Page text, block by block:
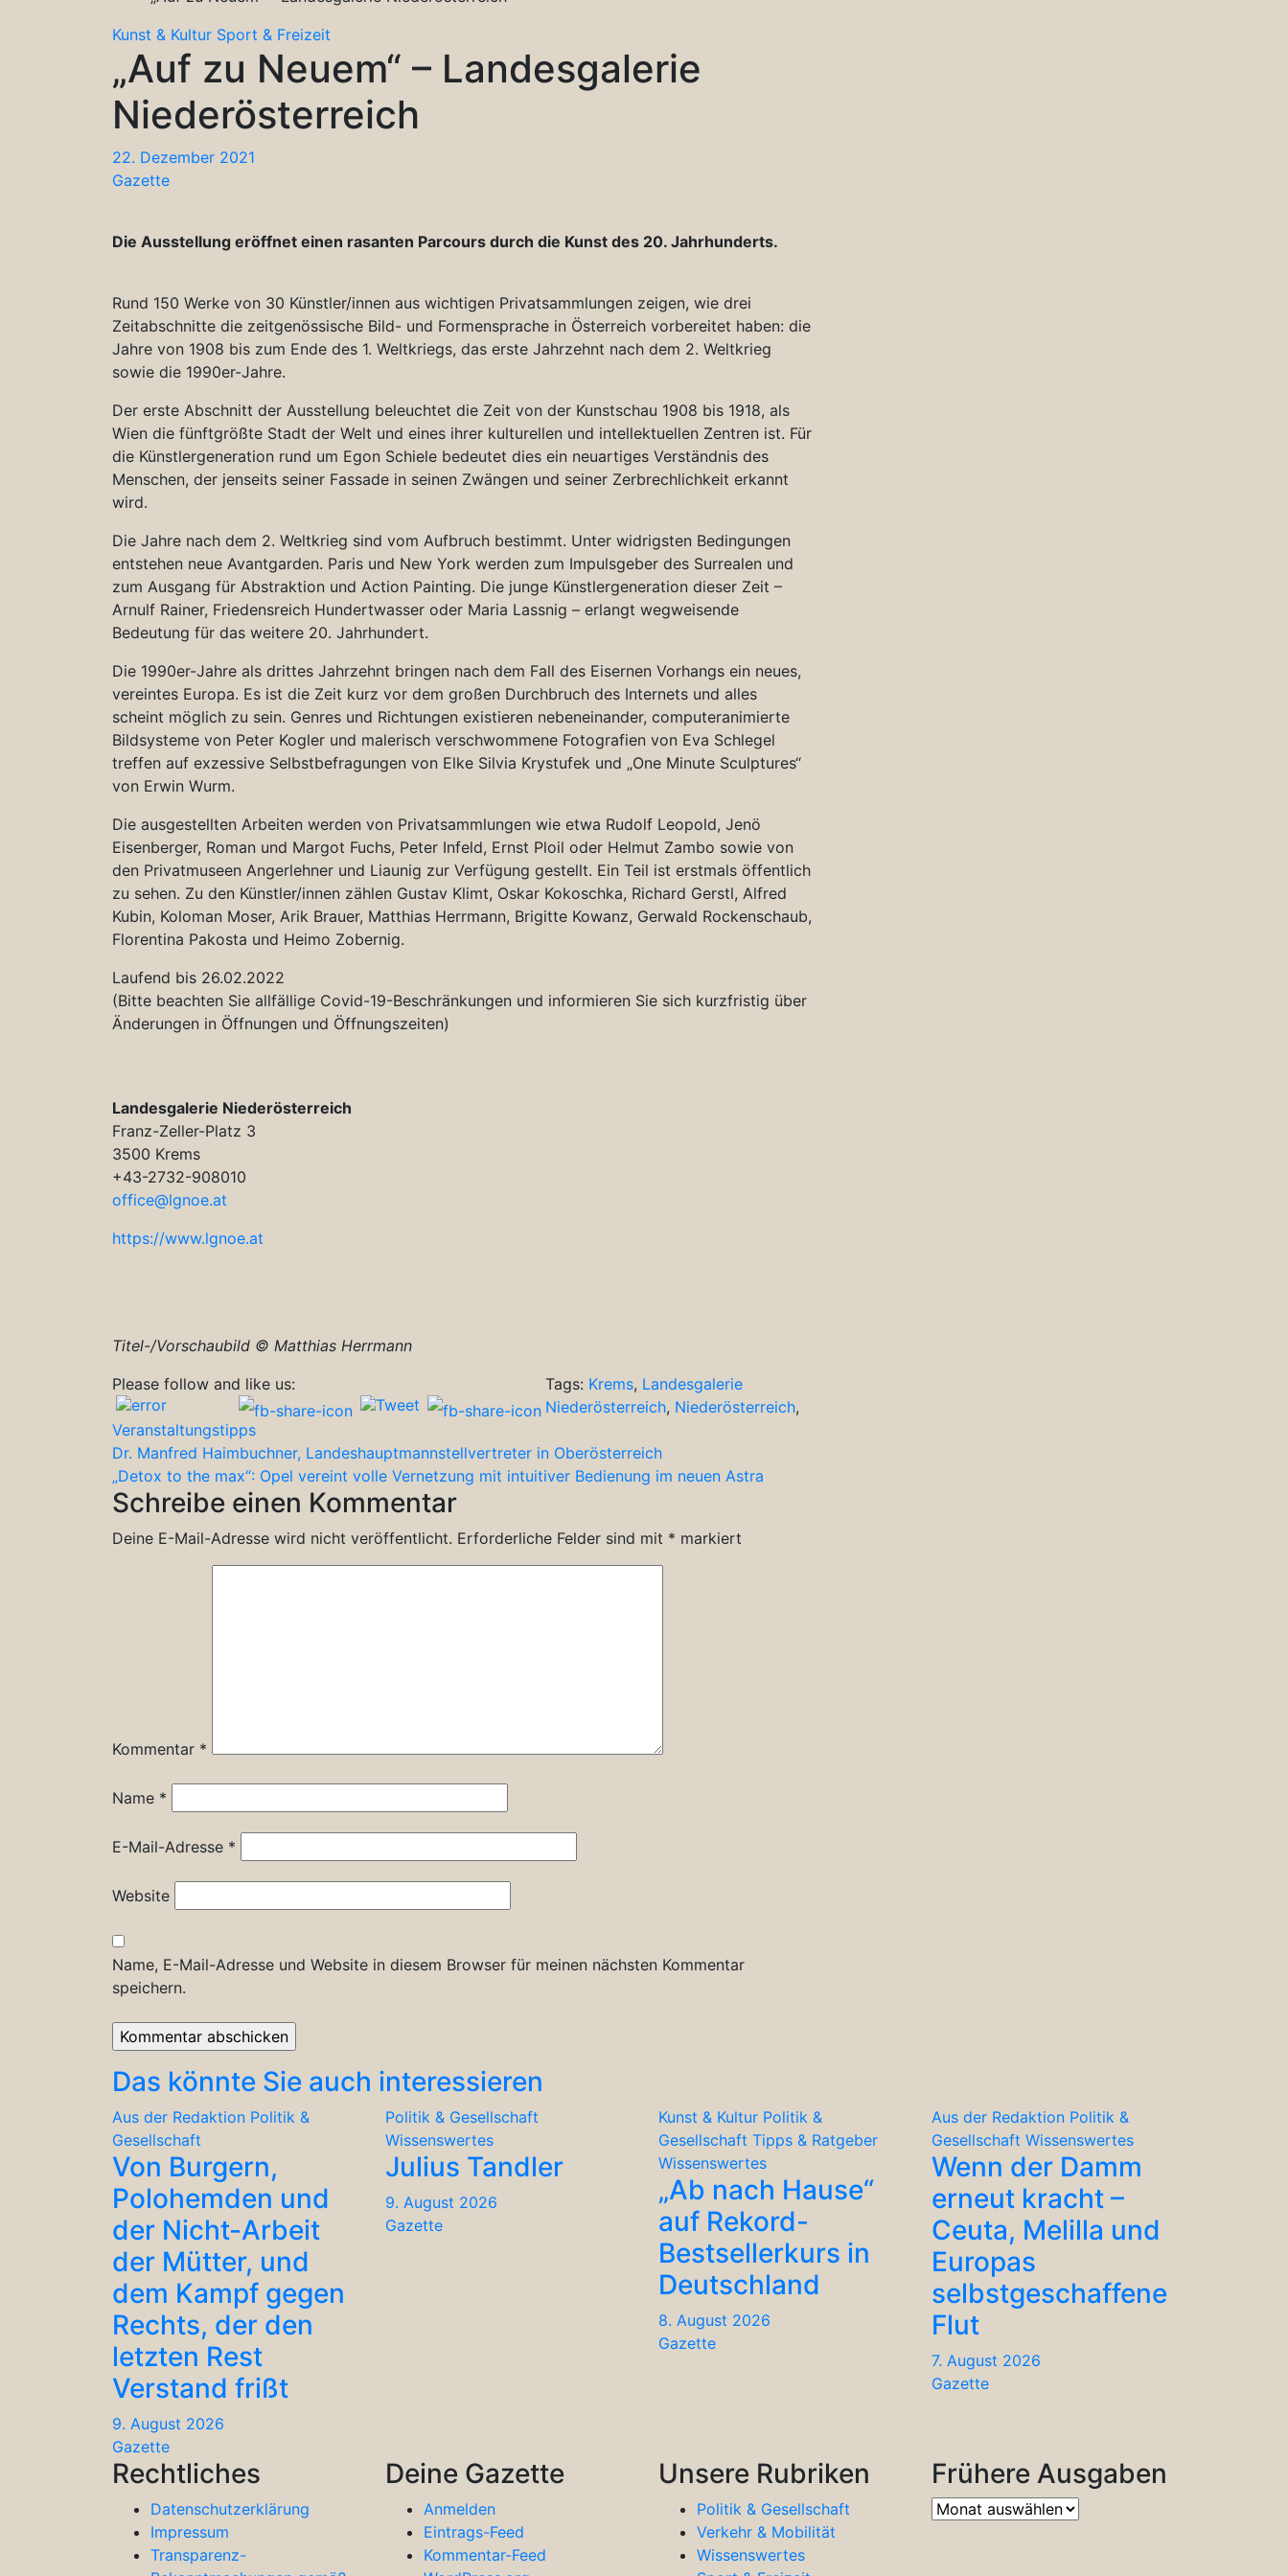
Kunst & Kultur Sport & Freizeit
„Auf zu Neuem“ – Landesgalerie
Niederösterreich
22. Dezember 2021
Gazette
Die Ausstellung eröffnet einen rasanten Parcours durch die Kunst des 20. Jahrhunderts.
Rund 150 Werke von 30 Künstler/innen aus wichtigen Privatsammlungen zeigen, wie drei
Zeitabschnitte die zeitgenössische Bild- und Formensprache in Österreich vorbereitet haben: die
Jahre von 1908 bis zum Ende des 1. Weltkriegs, das erste Jahrzehnt nach dem 2. Weltkrieg
sowie die 1990er-Jahre.
Der erste Abschnitt der Ausstellung beleuchtet die Zeit von der Kunstschau 1908 bis 1918, als
Wien die fünftgrößte Stadt der Welt und eines ihrer kulturellen und intellektuellen Zentren ist. Für
die Künstlergeneration rund um Egon Schiele bedeutet dies ein neuartiges Verständnis des
Menschen, der jenseits seiner Fassade in seinen Zwängen und seiner Zerbrechlichkeit erkannt
wird.
Die Jahre nach dem 2. Weltkrieg sind vom Aufbruch bestimmt. Unter widrigsten Bedingungen
entstehen neue Avantgarden. Paris und New York werden zum Impulsgeber des Surrealen und
zum Ausgang für Abstraktion und Action Painting. Die junge Künstlergeneration dieser Zeit –
Arnulf Rainer, Friedensreich Hundertwasser oder Maria Lassnig – erlangt wegweisende
Bedeutung für das weitere 20. Jahrhundert.
Die 1990er-Jahre als drittes Jahrzehnt bringen nach dem Fall des Eisernen Vorhangs ein neues,
vereintes Europa. Es ist die Zeit kurz vor dem großen Durchbruch des Internets und alles
scheint möglich zu sein. Genres und Richtungen existieren nebeneinander, computeranimierte
Bildsysteme von Peter Kogler und malerisch verschwommene Fotografien von Eva Schlegel
treffen auf exzessive Selbstbefragungen von Elke Silvia Krystufek und „One Minute Sculptures“
von Erwin Wurm.
Die ausgestellten Arbeiten werden von Privatsammlungen wie etwa Rudolf Leopold, Jenö
Eisenberger, Roman und Margot Fuchs, Peter Infeld, Ernst Ploil oder Helmut Zambo sowie von
den Privatmuseen Angerlehner und Liaunig zur Verfügung gestellt. Ein Teil ist erstmals öffentlich
zu sehen. Zu den Künstler/innen zählen Gustav Klimt, Oskar Kokoschka, Richard Gerstl, Alfred
Kubin, Koloman Moser, Arik Brauer, Matthias Herrmann, Brigitte Kowanz, Gerwald Rockenschaub,
Florentina Pakosta und Heimo Zobernig.
Laufend bis 26.02.2022
(Bitte beachten Sie allfällige Covid-19-Beschränkungen und informieren Sie sich kurzfristig über
Änderungen in Öffnungen und Öffnungszeiten)
Landesgalerie Niederösterreich
Franz-Zeller-Platz 3
3500 Krems
+43-2732-908010
office@lgnoe.at
https://www.lgnoe.at
Titel-/Vorschaubild © Matthias Herrmann
Please follow and like us:
Tags: Krems, Landesgalerie
Niederösterreich, Niederösterreich,
Veranstaltungstipps
Beitragsnavigation
Dr. Manfred Haimbuchner, Landeshauptmannstellvertreter in Oberösterreich
„Detox to the max“: Opel vereint volle Vernetzung mit intuitiver Bedienung im neuen Astra
Schreibe einen Kommentar
Deine E-Mail-Adresse wird nicht veröffentlicht. Erforderliche Felder sind mit * markiert
Kommentar *
Name *
E-Mail-Adresse *
Website
Name, E-Mail-Adresse und Website in diesem Browser für meinen nächsten Kommentar
speichern.
Das könnte Sie auch interessieren
Aus der Redaktion Politik &
Gesellschaft
Von Burgern,
Polohemden und
der Nicht-Arbeit
der Mütter, und
dem Kampf gegen
Rechts, der den
letzten Rest
Verstand frißt
9. August 2026
Gazette
Politik & Gesellschaft
Wissenswertes
Julius Tandler
9. August 2026
Gazette
Kunst & Kultur Politik &
Gesellschaft Tipps & Ratgeber
Wissenswertes
„Ab nach Hause“
auf Rekord-
Bestsellerkurs in
Deutschland
8. August 2026
Gazette
Aus der Redaktion Politik &
Gesellschaft Wissenswertes
Wenn der Damm
erneut kracht –
Ceuta, Melilla und
Europas
selbstgeschaffene
Flut
7. August 2026
Gazette
Rechtliches
Datenschutzerklärung
Impressum
Transparenz-
Deine Gazette
Anmelden
Eintrags-Feed
Kommentar-Feed
Unsere Rubriken
Politik & Gesellschaft
Verkehr & Mobilität
Wissenswertes
Frühere Ausgaben
Frühere